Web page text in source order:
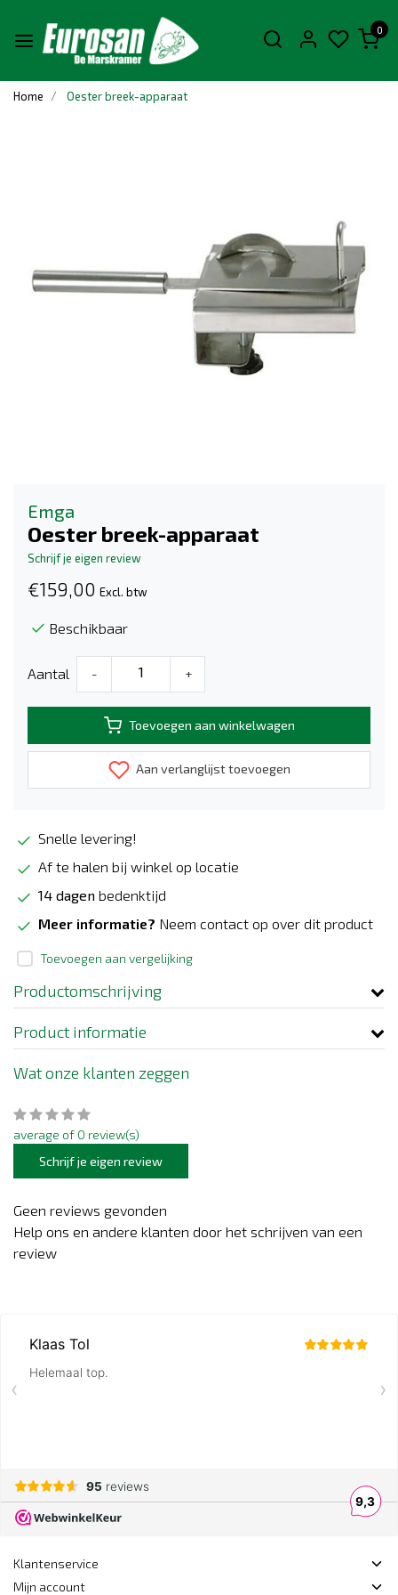
0
Home Oester breek-apparaat
Emga
Oester breek-apparaat
Schrijf je eigen review
€159,00 Excl. btw
Beschikbaar
Aantal - +
Toevoegen aan winkelwagen
Aan verlanglijst toevoegen
Snelle levering!
Af te halen bij winkel op locatie
14 dagen bedenktijd
Meer informatie? Neem contact op over dit product
Toevoegen aan vergelijking
Productomschrijving
Product informatie
Wat onze klanten zeggen
average of 0 review(s)
Schrijf je eigen review
Geen reviews gevonden
Help ons en andere klanten door het schrijven van een
review
Klantenservice
Mijn account